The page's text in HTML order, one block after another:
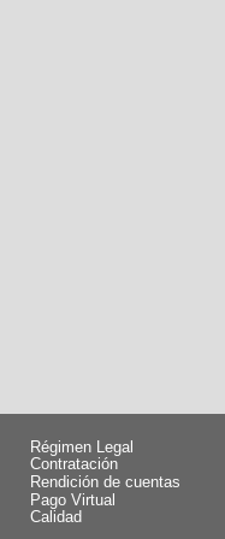
Régimen Legal
Contratación
Rendición de cuentas
Pago Virtual
Calidad